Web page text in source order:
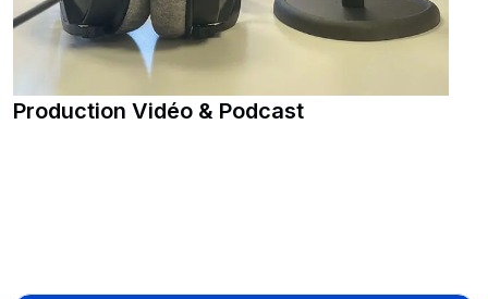
Production Vidéo & Podcast